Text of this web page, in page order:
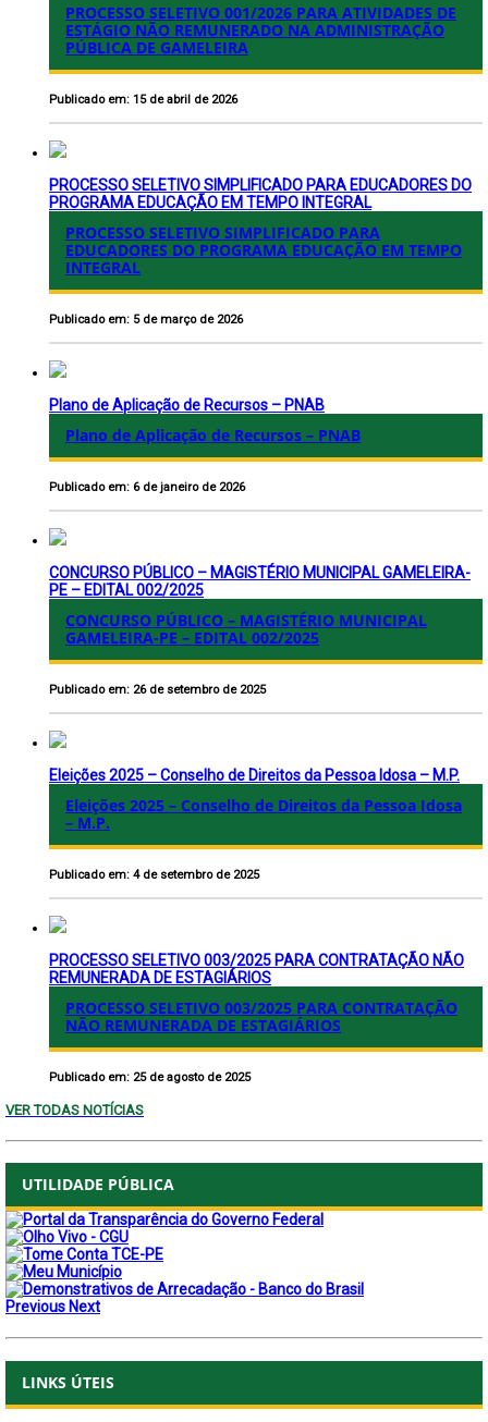
PROCESSO SELETIVO 001/2026 PARA ATIVIDADES DE
ESTÁGIO NÃO REMUNERADO NA ADMINISTRAÇÃO
PÚBLICA DE GAMELEIRA
Publicado em: 15 de abril de 2026
PROCESSO SELETIVO SIMPLIFICADO PARA EDUCADORES DO
PROGRAMA EDUCAÇÃO EM TEMPO INTEGRAL
PROCESSO SELETIVO SIMPLIFICADO PARA
EDUCADORES DO PROGRAMA EDUCAÇÃO EM TEMPO
INTEGRAL
Publicado em: 5 de março de 2026
Plano de Aplicação de Recursos – PNAB
Plano de Aplicação de Recursos – PNAB
Publicado em: 6 de janeiro de 2026
CONCURSO PÚBLICO – MAGISTÉRIO MUNICIPAL GAMELEIRA-
PE – EDITAL 002/2025
CONCURSO PÚBLICO – MAGISTÉRIO MUNICIPAL
GAMELEIRA-PE – EDITAL 002/2025
Publicado em: 26 de setembro de 2025
Eleições 2025 – Conselho de Direitos da Pessoa Idosa – M.P.
Eleições 2025 – Conselho de Direitos da Pessoa Idosa
– M.P.
Publicado em: 4 de setembro de 2025
PROCESSO SELETIVO 003/2025 PARA CONTRATAÇÃO NÃO
REMUNERADA DE ESTAGIÁRIOS
PROCESSO SELETIVO 003/2025 PARA CONTRATAÇÃO
NÃO REMUNERADA DE ESTAGIÁRIOS
Publicado em: 25 de agosto de 2025
VER TODAS NOTÍCIAS
UTILIDADE PÚBLICA
PreviousNext
LINKS ÚTEIS